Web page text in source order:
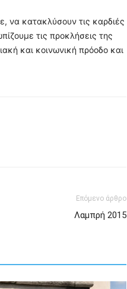
να κατακλύσουν τις καρδιές
τις προκλήσεις της
και κοινωνική πρόοδο και
Επόμενο άρθρο
Λαμπρή 2015